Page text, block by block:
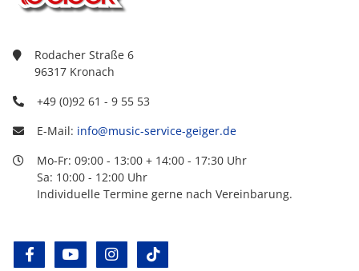
Rodacher Straße 6
96317 Kronach
+49 (0)92 61 - 9 55 53
E-Mail: info@music-service-geiger.de
Mo-Fr: 09:00 - 13:00 + 14:00 - 17:30 Uhr
Sa: 10:00 - 12:00 Uhr
Individuelle Termine gerne nach Vereinbarung.
facebookyoutube instagram